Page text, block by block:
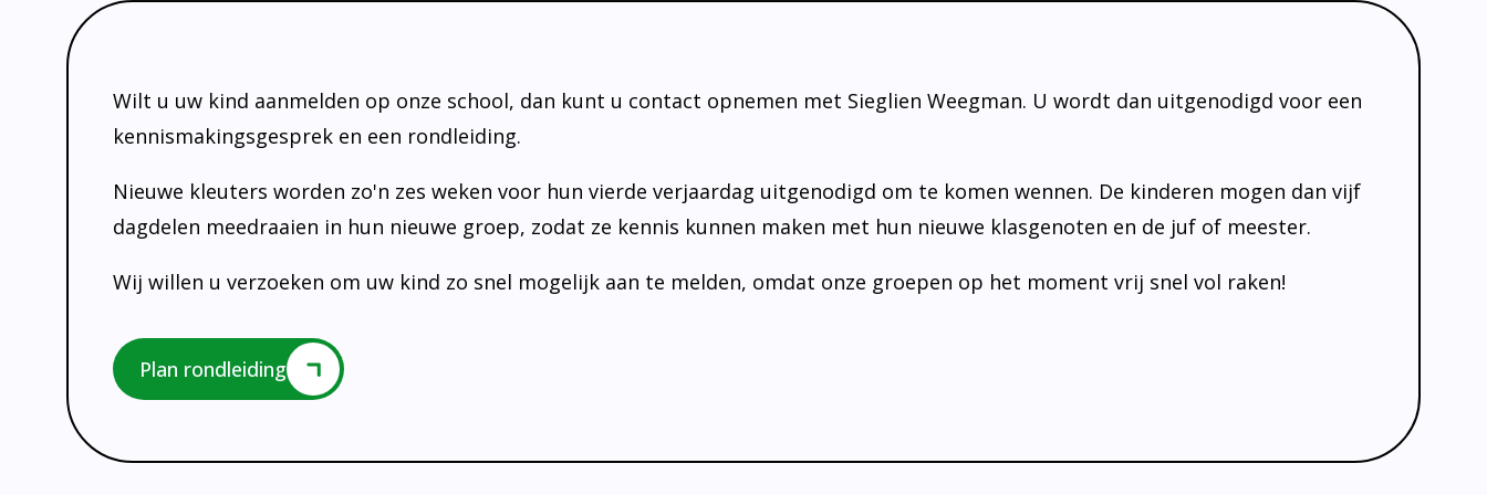
Wilt u uw kind aanmelden op onze school, dan kunt u contact opnemen met Sieglien Weegman. U wordt dan uitgenodigd voor een
kennismakingsgesprek en een rondleiding.
Nieuwe kleuters worden zo'n zes weken voor hun vierde verjaardag uitgenodigd om te komen wennen. De kinderen mogen dan vijf
dagdelen meedraaien in hun nieuwe groep, zodat ze kennis kunnen maken met hun nieuwe klasgenoten en de juf of meester.
Wij willen u verzoeken om uw kind zo snel mogelijk aan te melden, omdat onze groepen op het moment vrij snel vol raken!
Plan rondleiding